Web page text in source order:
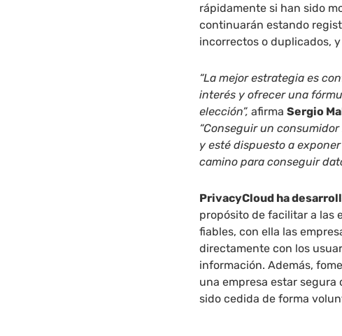
rápidamente si han sido
continuarán estando
incorrectos o duplicados,
“La mejor estrategia es
interés y ofrecer una
elección”, afirmaSergio
“Conseguir un
y esté dispuesto a
camino para conseguir
PrivacyCloud ha
propósito de facilitar a las
fiables, con ella las
directamente con los
información. Además,
una empresa estar
sido cedida de forma